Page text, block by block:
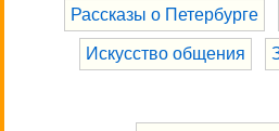
Рассказы о Петербурге
Искусство общения